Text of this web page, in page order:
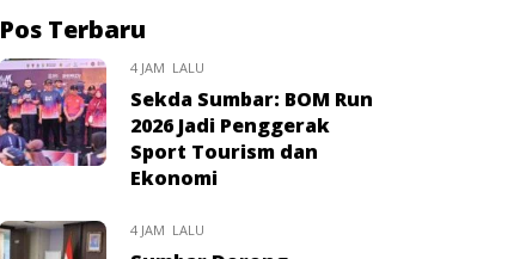
Pos Terbaru
4 JAM LALU
Sekda Sumbar: BOM Run
2026 Jadi Penggerak
Sport Tourism dan
Ekonomi
4 JAM LALU